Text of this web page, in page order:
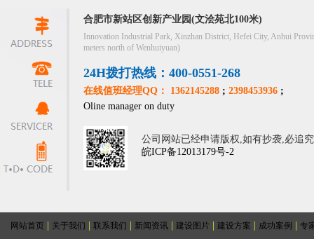
合肥市新站区创新产业园(文浍苑北100米)
Innovation Industrial Park, Xinzhan District, Hefei City, Anhui
meters north of Wenhuiyuan)
24H拨打热线：400-0551-268
在线值班经理QQ： 1362145288 ; 2398453936 ;
Oline manager on duty
公司网站已经申请版权,如有抄袭,必追
皖ICP备12013179号-2
网站首页 关于我们 联系我们 新闻资讯 建设图片 建设方案 成功案例
专